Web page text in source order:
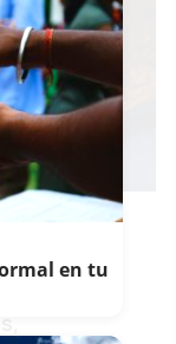
o
en tu